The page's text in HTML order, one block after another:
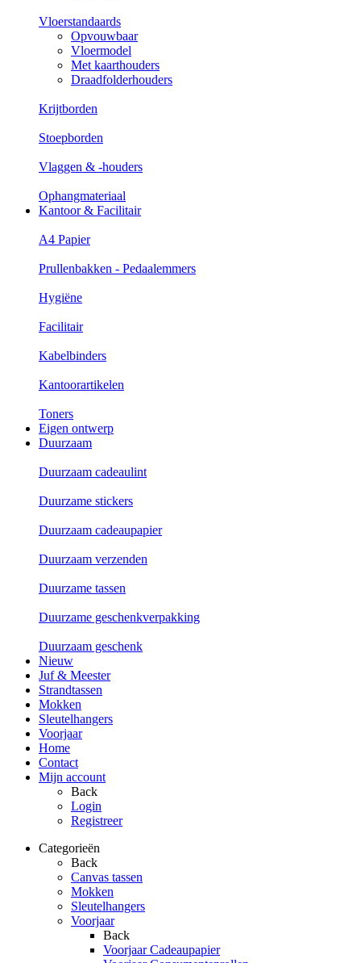
Vloerstandaards
Opvouwbaar
Vloermodel
Met kaarthouders
Draadfolderhouders
Krijtborden
Stoepborden
Vlaggen & -houders
Ophangmateriaal
Kantoor & Facilitair
A4 Papier
Prullenbakken - Pedaalemmers
Hygiëne
Facilitair
Kabelbinders
Kantoorartikelen
Toners
Eigen ontwerp
Duurzaam
Duurzaam cadeaulint
Duurzame stickers
Duurzaam cadeaupapier
Duurzaam verzenden
Duurzame tassen
Duurzame geschenkverpakking
Duurzaam geschenk
Nieuw
Juf & Meester
Strandtassen
Mokken
Sleutelhangers
Voorjaar
Home
Contact
Mijn account
Back
Login
Registreer
Categorieën
Back
Canvas tassen
Mokken
Sleutelhangers
Voorjaar
Back
Voorjaar Cadeaupapier